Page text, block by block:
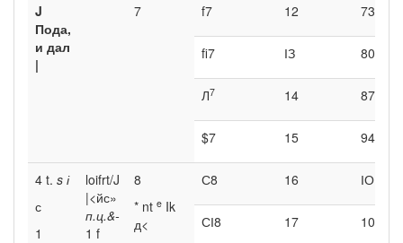
J
Пода,
и дал
|
7 f7 12 73
fi7 ІЗ 80
Л7 14 87
$7 15 94
4 t. s і
с
1
loifrt/J
|<йс»
п.ц.&-
1 f
8
* nt e Ik
д<
С8 16 ІОІ
СІ8 17 108